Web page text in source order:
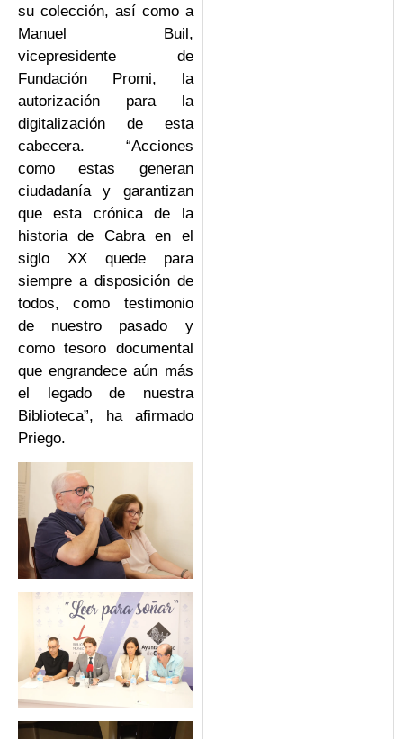
su colección, así como a
Manuel Buil,
vicepresidente de
Fundación Promi, la
autorización para la
digitalización de esta
cabecera. “Acciones
como estas generan
ciudadanía y garantizan
que esta crónica de la
historia de Cabra en el
siglo XX quede para
siempre a disposición de
todos, como testimonio
de nuestro pasado y
como tesoro documental
que engrandece aún más
el legado de nuestra
Biblioteca”, ha afirmado
Priego.